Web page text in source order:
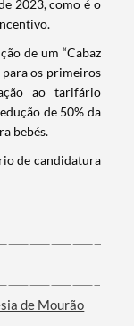
2023, como é o
de um “Cabaz
para os primeiros
ao tarifário
de 50% da
bebés.
de candidatura
de Mourão